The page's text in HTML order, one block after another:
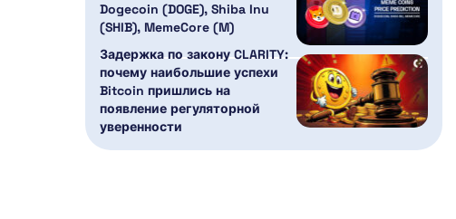
Dogecoin (DOGE), Shiba Inu
(SHIB), MemeCore (M)
Задержка по закону CLARITY:
почему наибольшие успехи
Bitcoin пришлись на
появление регуляторной
уверенности